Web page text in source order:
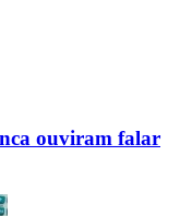
ouviram falar